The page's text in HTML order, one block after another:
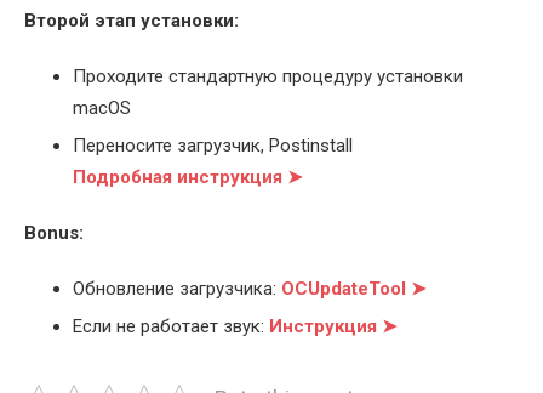
Второй этап установки:
Проходите стандартную процедуру установки
macOS
Переносите загрузчик, Postinstall
Подробная инструкция ➤
Bonus:
Обновление загрузчика: OCUpdateTool ➤
Если не работает звук: Инструкция ➤